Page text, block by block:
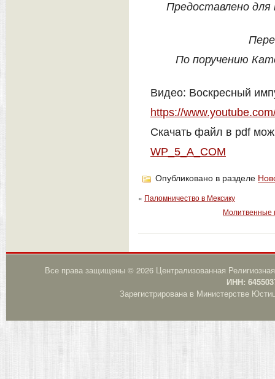
Предоставлено для
По поручению
Видео: Воскресный
https://
Скачать файл в pdf
WP_5_A_COM
Опубликовано в разделе
« Паломничество в Мексику
Молитвенные
Все права защищены © 2026 Централизованная
ИНН:
Зарегистрирована в Министерстве